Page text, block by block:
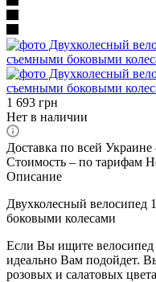
1 693 грн
Нет в наличии
Доставка по всей Украине
Стоимость – по тарифам
Описание
Двухколесный велосипед
боковыми колесами
Если Вы ищите велосипед
идеально Вам подойдет.
розовых и салатовых